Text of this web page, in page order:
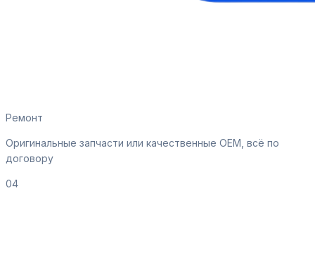
Ремонт
Оригинальные запчасти или качественные OEM, всё по
договору
04